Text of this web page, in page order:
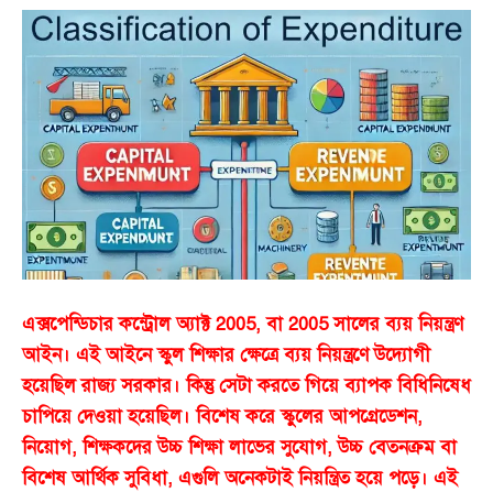
এক্সপেন্ডিচার কন্ট্রোল অ্যাক্ট 2005, বা 2005 সালের ব্যয় নিয়ন্ত্রণ
আইন। এই আইনে স্কুল শিক্ষার ক্ষেত্রে ব্যয় নিয়ন্ত্রণে উদ্যোগী
হয়েছিল রাজ্য সরকার। কিন্তু সেটা করতে গিয়ে ব্যাপক বিধিনিষেধ
চাপিয়ে দেওয়া হয়েছিল। বিশেষ করে স্কুলের আপগ্রেডেশন,
নিয়োগ, শিক্ষকদের উচ্চ শিক্ষা লাভের সুযোগ, উচ্চ বেতনক্রম বা
বিশেষ আর্থিক সুবিধা, এগুলি অনেকটাই নিয়ন্ত্রিত হয়ে পড়ে। এই